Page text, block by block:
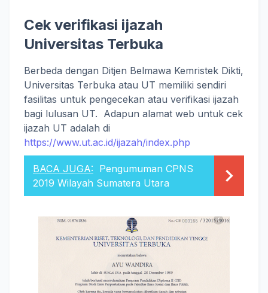
Cek verifikasi ijazah
Universitas Terbuka
Berbeda dengan Ditjen Belmawa Kemristek Dikti,
Universitas Terbuka atau UT memiliki sendiri
fasilitas untuk pengecekan atau verifikasi ijazah
bagi lulusan UT. Adapun alamat web untuk cek
ijazah UT adalah di
https://www.ut.ac.id/ijazah/index.php
BACA JUGA: Pengumuman CPNS
2019 Wilayah Sumatera Utara